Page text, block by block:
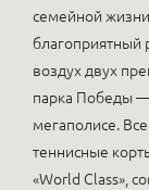
семейной
благоприятный
воздух двух
парка Победы —
мегаполисе.
теннисные
«World Class»,